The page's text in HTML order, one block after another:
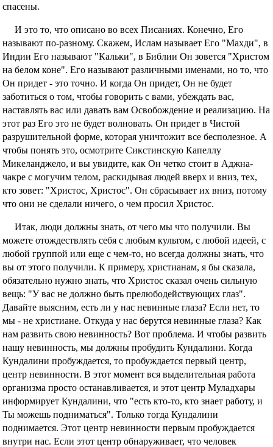
спасены.
И это то, что описано во всех Писаниях. Конечно, Его
называют по-разному. Скажем, Ислам называет Его "Махди", в
Индии Его называют "Кальки", в Библии Он зовется "Христом
на белом коне". Его называют различными именами, но то, что
Он придет - это точно. И когда Он придет, Он не будет
заботиться о том, чтобы говорить с вами, убеждать вас,
наставлять вас или давать вам Освобождение и реализацию. На
этот раз Его это не будет волновать. Он придет в Чистой
разрушительной форме, которая уничтожит все бесполезное. А
чтобы понять это, осмотрите Сикстинскую Капеллу
Микеланджело, и вы увидите, как Он четко стоит в Аджна-
чакре с могучим телом, раскидывая людей вверх и вниз, тех,
кто зовет: "Христос, Христос". Он сбрасывает их вниз, потому
что они не сделали ничего, о чем просил Христос.
Итак, люди должны знать, от чего мы что получили. Вы
можете отождествлять себя с любым культом, с любой идеей, с
любой группой или еще с чем-то, но всегда должны знать, что
вы от этого получили. К примеру, христианам, я бы сказала,
обязательно нужно знать, что Христос сказал очень сильную
вещь: "У вас не должно быть прелюбодействующих глаз".
Давайте выясним, есть ли у нас невинные глаза? Если нет, то
мы - не христиане. Откуда у нас берутся невинные глаза? Как
нам развить свою невинность? Вот проблема. И чтобы развить
нашу невинность, мы должны пробудить Кундалини. Когда
Кундалини пробуждается, то пробуждается первый центр,
центр невинности. В этот момент вся выделительная работа
организма просто останавливается, и этот центр Муладхары
информирует Кундалини, что "есть кто-то, кто знает работу, и
Ты можешь подниматься". Только тогда Кундалини
поднимается. Этот центр невинности первым пробуждается
внутри нас. Если этот центр обнаруживает, что человек